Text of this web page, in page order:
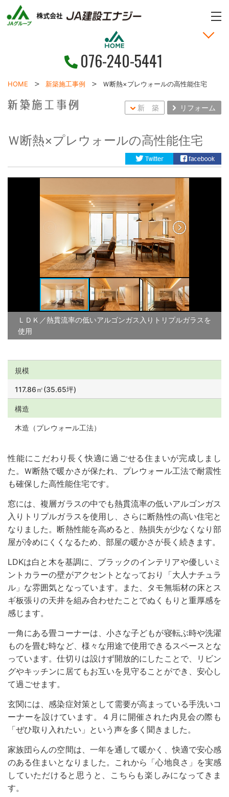
076-240-5441
HOME
新着情報
土地・戸建情報
家づくりの考え方
施工事例
お客様の声
お問い合わせ
HOME 新築施工事例 Ｗ断熱×プレウォールの高性能住宅
新 築 リフォーム
Ｗ断熱×プレウォールの高性能住宅
ＬＤＫ／熱貫流率の低いアルゴンガス入りトリプルガラスを
使用
規模
117.86㎡(35.65坪)
構造
木造（プレウォール工法）
性能にこだわり長く快適に過ごせる住まいが完成しまし
た。Ｗ断熱で暖かさが保たれ、プレウォール工法で耐震性
も確保した高性能住宅です。
窓には、複層ガラスの中でも熱貫流率の低いアルゴンガス
入りトリプルガラスを使用し、さらに断熱性の高い住宅と
なりました。断熱性能を高めると、熱損失が少なくなり部
屋が冷めにくくなるため、部屋の暖かさが長く続きます。
LDKは白と木を基調に、ブラックのインテリアや優しいミ
ントカラーの壁がアクセントとなっており「大人ナチュラ
ル」な雰囲気となっています。また、タモ無垢材の床とス
ギ板張りの天井を組み合わせたことでぬくもりと重厚感を
感じます。
一角にある畳コーナーは、小さな子どもが寝転ぶ時や洗濯
ものを畳む時など、様々な用途で使用できるスペースとな
っています。仕切りは設けず開放的にしたことで、リビン
グやキッチンに居てもお互いを見守ることができ、安心し
て過ごせます。
玄関には、感染症対策として需要が高まっている手洗いコ
ーナーを設けています。４月に開催された内見会の際も
「ぜひ取り入れたい」という声を多く聞きました。
家族団らんの空間は、一年を通して暖かく、快適で安心感
のある住まいとなりました。これから「心地良さ」を実感
していただけると思うと、こちらも楽しみになってきま
す。